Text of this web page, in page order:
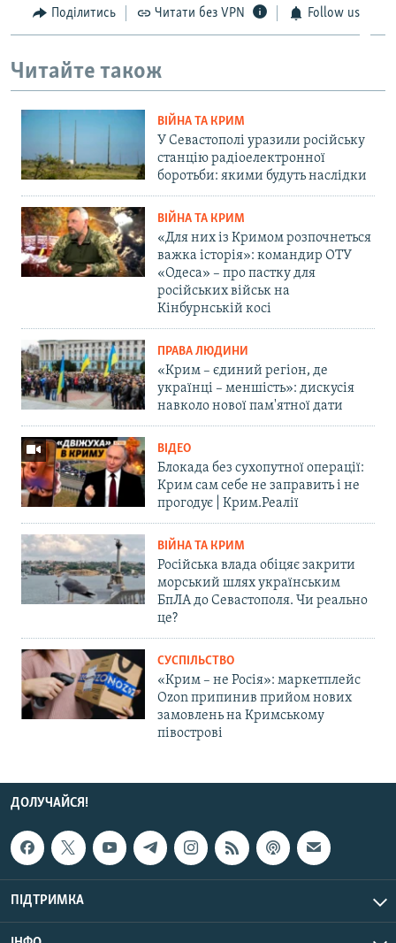
Поділитись Читати без VPN Follow us
Читайте також
ВІЙНА ТА КРИМ
У Севастополі уразили російську
станцію радіоелектронної
боротьби: якими будуть наслідки
ВІЙНА ТА КРИМ
«Для них із Кримом розпочнеться
важка історія»: командир ОТУ
«Одеса» – про пастку для
російських військ на
Кінбурнській косі
ПРАВА ЛЮДИНИ
«Крим – єдиний регіон, де
українці – меншість»: дискусія
навколо нової пам'ятної дати
ВІДЕО
Блокада без сухопутної операції:
Крим сам себе не заправить і не
прогодує | Крим.Реалії
ВІЙНА ТА КРИМ
Російська влада обіцяє закрити
морський шлях українським
БпЛА до Севастополя. Чи реально
це?
СУСПІЛЬСТВО
«Крим – не Росія»: маркетплейс
Ozon припинив прийом нових
замовлень на Кримському
півострові
ДОЛУЧАЙСЯ!
ПІДТРИМКА